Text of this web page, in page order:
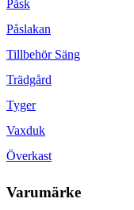
Påsk
Påslakan
Tillbehör Säng
Trädgård
Tyger
Vaxduk
Överkast
Varumärke